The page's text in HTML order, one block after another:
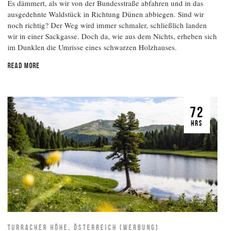
Es dämmert, als wir von der Bundesstraße abfahren und in das
ausgedehnte Waldstück in Richtung Dünen abbiegen. Sind wir
noch richtig? Der Weg wird immer schmaler, schließlich landen
wir in einer Sackgasse. Doch da, wie aus dem Nichts, erheben sich
im Dunklen die Umrisse eines schwarzen Holzhauses.
READ MORE
72
HRS
TURRACHER HÖHE, ÖSTERREICH (WERBUNG)